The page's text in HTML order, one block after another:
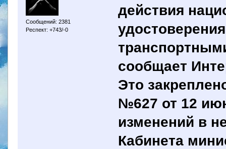
Сообщений: 2381
Респект: +743/-0
действия
сообщает
Это
№627 от 12
изменений в
Кабинета